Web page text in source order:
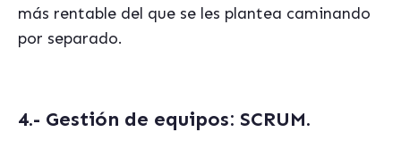
más rentable del que se les plantea caminando
por separado.
4.- Gestión de equipos: SCRUM.